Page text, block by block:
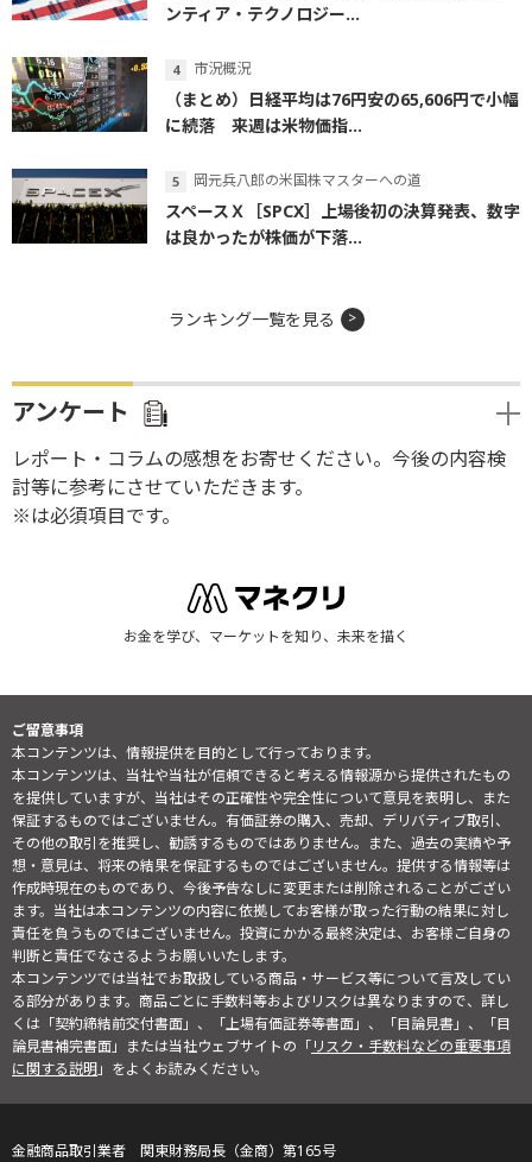
ンティア・テクノロジー...
市況概況
（まとめ）日経平均は76円安の65,606円で小幅
に続落 来週は米物価指...
岡元兵八郎の米国株マスターへの道
スペースＸ［SPCX］上場後初の決算発表、数字
は良かったが株価が下落...
ランキング一覧を見る
アンケート
レポート・コラムの感想をお寄せください。今後の内容検
討等に参考にさせていただきます。
※は必須項目です。
お金を学び、マーケットを知り、未来を描く
ご留意事項
本コンテンツは、情報提供を目的として行っております。
本コンテンツは、当社や当社が信頼できると考える情報源から提供されたもの
を提供していますが、当社はその正確性や完全性について意見を表明し、また
保証するものではございません。有価証券の購入、売却、デリバティブ取引、
その他の取引を推奨し、勧誘するものではありません。また、過去の実績や予
想・意見は、将来の結果を保証するものではございません。提供する情報等は
作成時現在のものであり、今後予告なしに変更または削除されることがござい
ます。当社は本コンテンツの内容に依拠してお客様が取った行動の結果に対し
責任を負うものではございません。投資にかかる最終決定は、お客様ご自身の
判断と責任でなさるようお願いいたします。
本コンテンツでは当社でお取扱している商品・サービス等について言及してい
る部分があります。商品ごとに手数料等およびリスクは異なりますので、詳し
くは「契約締結前交付書面」、「上場有価証券等書面」、「目論見書」、「目
論見書補完書面」または当社ウェブサイトの「リスク・手数料などの重要事項
に関する説明」をよくお読みください。
金融商品取引業者 関東財務局長（金商）第165号